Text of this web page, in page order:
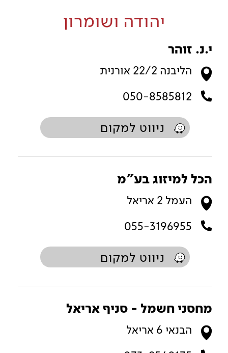
יהודה ושומרון
י.נ. זוהר
הליבנה 22/2 אורנית
050-8585812
ניווט למקום
הכל למיזוג בע"מ
העמל 2 אריאל
055-3196955
ניווט למקום
מחסני חשמל - סניף אריאל
הבנאי 6 אריאל